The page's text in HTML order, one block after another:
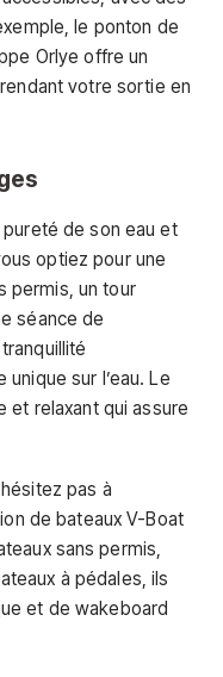
le ponton de
Orlye offre un
votre sortie en
pureté de son eau et
optiez pour une
permis, un tour
séance de
sur l’eau. Le
et relaxant qui assure
pas à
de bateaux V-Boat
sans permis,
à pédales, ils
et de wakeboard